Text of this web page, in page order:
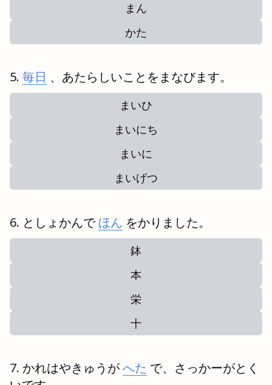
まん
かた
毎日 、あたらしいことをまなびます。
まいひ
まいにち
まいに
まいげつ
としょかんで ほん をかりました。
鉢
本
栄
十
かれはやきゅうがへた で、さっかーがとく